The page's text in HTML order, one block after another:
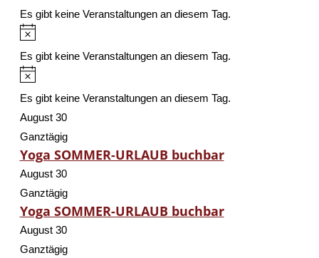
Es gibt keine Veranstaltungen an diesem Tag.
Hinweis
Es gibt keine Veranstaltungen an diesem Tag.
Hinweis
Es gibt keine Veranstaltungen an diesem Tag.
August 30
Ganztägig
Yoga SOMMER-URLAUB buchbar
August 30
Ganztägig
Yoga SOMMER-URLAUB buchbar
August 30
Ganztägig